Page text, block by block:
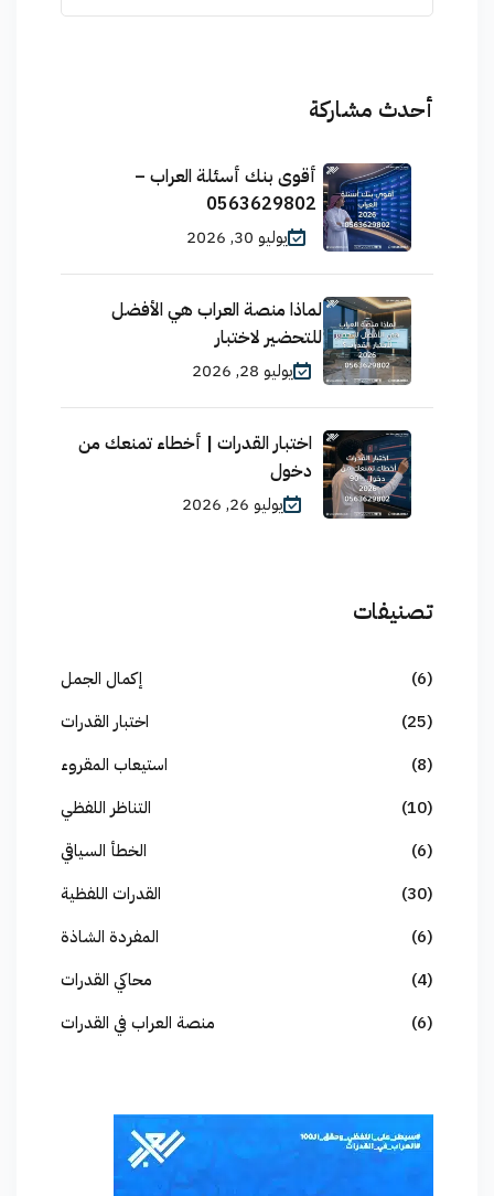
أحدث مشاركة
أقوى بنك أسئلة العراب –
0563629802
يوليو 30, 2026
لماذا منصة العراب هي الأفضل
للتحضير لاختبار
يوليو 28, 2026
اختبار القدرات | أخطاء تمنعك من
دخول
يوليو 26, 2026
تصنيفات
إكمال الجمل
(6)
اختبار القدرات
(25)
استيعاب المقروء
(8)
التناظر اللفظي
(10)
الخطأ السياقي
(6)
القدرات اللفظية
(30)
المفردة الشاذة
(6)
محاكي القدرات
(4)
منصة العراب في القدرات
(6)